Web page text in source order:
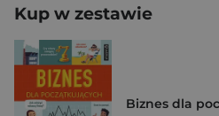
Kup w zestawie
Biznes dla